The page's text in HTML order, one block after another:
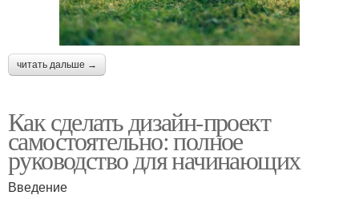
читать дальше →
Как сделать дизайн-проект
самостоятельно: полное
руководство для начинающих
Введение